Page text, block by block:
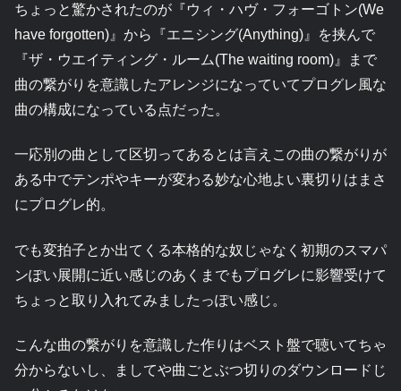
ちょっと驚かされたのが『ウィ・ハヴ・フォーゴトン(We
have forgotten)』から『エニシング(Anything)』を挟んで
『ザ・ウエイティング・ルーム(The waiting room)』まで
曲の繋がりを意識したアレンジになっていてプログレ風な
曲の構成になっている点だった。
一応別の曲として区切ってあるとは言えこの曲の繋がりが
ある中でテンポやキーが変わる妙な心地よい裏切りはまさ
にプログレ的。
でも変拍子とか出てくる本格的な奴じゃなく初期のスマパ
ンぽい展開に近い感じのあくまでもプログレに影響受けて
ちょっと取り入れてみましたっぽい感じ。
こんな曲の繋がりを意識した作りはベスト盤で聴いてちゃ
分からないし、ましてや曲ごとぶつ切りのダウンロードじ